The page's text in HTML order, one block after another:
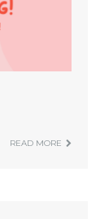
READ MORE